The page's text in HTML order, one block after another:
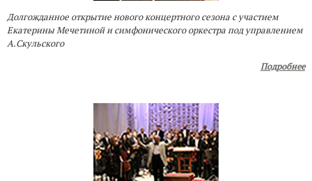
Долгожданное открытие нового концертного сезона с участием
Екатерины Мечетиной и симфонического оркестра под управлением
А.Скульского
Подробнее